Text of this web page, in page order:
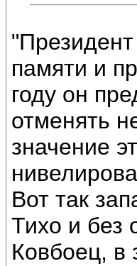
памяти и
году он
отменять
значение
Вот так
Тихо и без
Ковбоец, в